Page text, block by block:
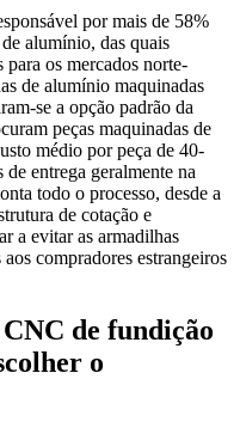
por mais de 58%
alumínio, das quais
os mercados norte-
de alumínio maquinadas
se a opção padrão da
peças maquinadas de
médio por peça de 40-
entrega geralmente na
todo o processo, desde a
de cotação e
a evitar as armadilhas
compradores estrangeiros
de fundição
o